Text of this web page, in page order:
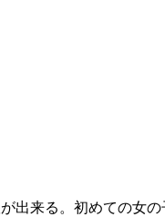
出来る。初めての女